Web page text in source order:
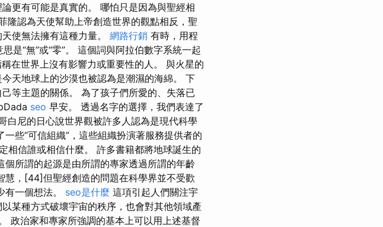
更有可能是真實的。 哪怕只是因為與聖經相
隆認為天使幫助上帝創造世界的觀點相反，聖
使無法擁有這種力量。 網路行銷 有時，用程
是“無”或“零”。 這個詞與阿拉伯數字系統一起
在世界上沒有影響力或重要性的人。 與火星的
天地球上的沙漠也被認為是潮濕的海綿。 下
等主題的關係。 為了孩子們所愛的、失落已
seo 早安。 透過名字的選擇，我們表達了
白尼的日心說世界觀被許多人認為是現代科學
些“可信組織”，這些組織扮演著服務提供者的
相信誰或相信什麼。 許多書籍都將地球誕生的
所謂的起源是由所謂的專家透過所謂的年齡
慧，[44]但聖經創造的問題在科學界並不受歡
一個想法。 seo是什麼 這項引起人們關注宇
某種方式破壞宇宙的秩序，也會對其他領域產
政治家和專家所強調的基本上可以用上述基督